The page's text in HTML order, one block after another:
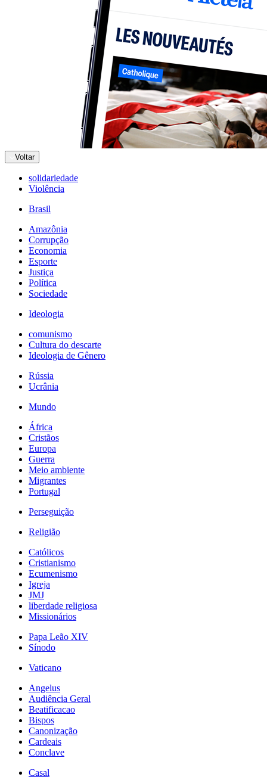
Voltar
solidariedade
Violência
Brasil
Amazônia
Corrupção
Economia
Esporte
Justiça
Política
Sociedade
Ideologia
comunismo
Cultura do descarte
Ideologia de Gênero
Rússia
Ucrânia
Mundo
África
Cristãos
Europa
Guerra
Meio ambiente
Migrantes
Portugal
Perseguição
Religião
Católicos
Cristianismo
Ecumenismo
Igreja
JMJ
liberdade religiosa
Missionários
Papa Leão XIV
Sínodo
Vaticano
Angelus
Audiência Geral
Beatificacao
Bispos
Canonização
Cardeais
Conclave
Casal